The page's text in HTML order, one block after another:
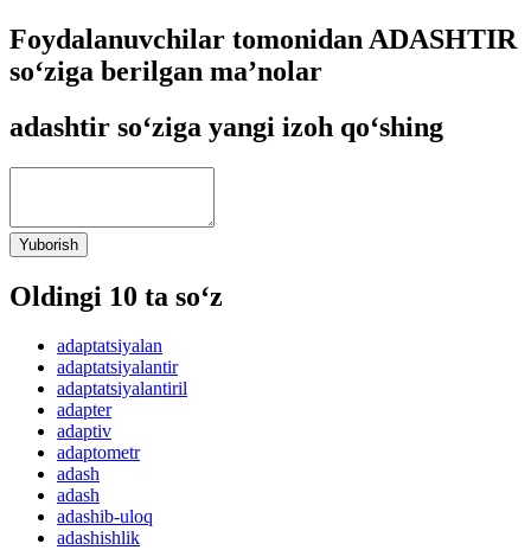
Foydalanuvchilar tomonidan ADASHTIR
so‘ziga berilgan ma’nolar
adashtir so‘ziga yangi izoh qo‘shing
Yuborish
Oldingi 10 ta so‘z
adaptatsiyalan
adaptatsiyalantir
adaptatsiyalantiril
adapter
adaptiv
adaptometr
adash
adash
adashib-uloq
adashishlik